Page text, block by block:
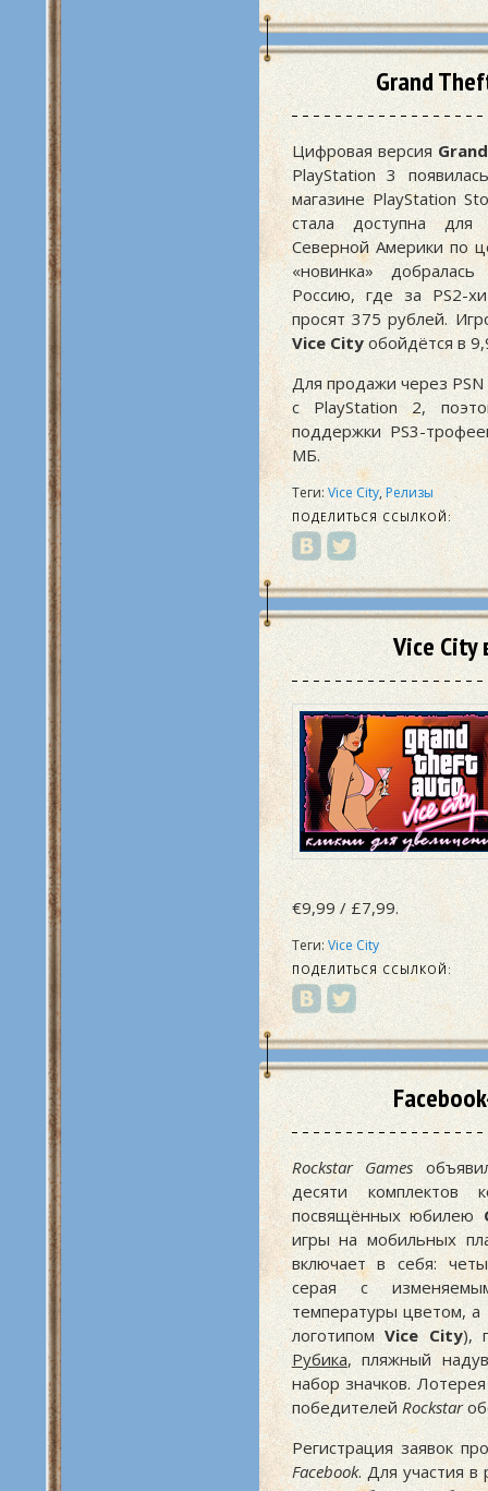
Grand
Цифровая версия
PlayStation 3
магазине PlayStation
стала доступна для
Северной Америки по
«новинка»
Россию, где за PS2-
просят 375 рублей.
Vice Cityобойдётся в
Для продажи через PSN
с PlayStation 2,
поддержки PS3-
МБ.
Теги:Vice City,Релизы
ПОДЕЛИТЬСЯ ССЫЛКОЙ:
Vice City
€9,99 / £7,99.
Теги: Vice City
ПОДЕЛИТЬСЯ ССЫЛКОЙ:
Rockstar Games
десяти комплектов
посвящённых юбилею
игры на мобильных
включает в себя:
серая с
температуры цветом, а
логотипомVice City),
Рубика, пляжный
набор значков.
победителей Rockstar
Регистрация заявок
Facebook. Для участия